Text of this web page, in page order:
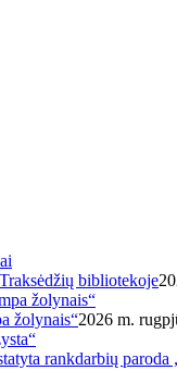
bibliotekoje
žolynais“2026 m.
rankdarbių paroda